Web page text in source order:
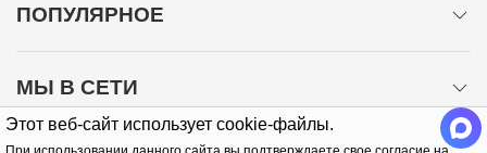
Этот веб-сайт использует cookie-файлы.
ПОПУЛЯРНОЕ
МЫ В СЕТИ